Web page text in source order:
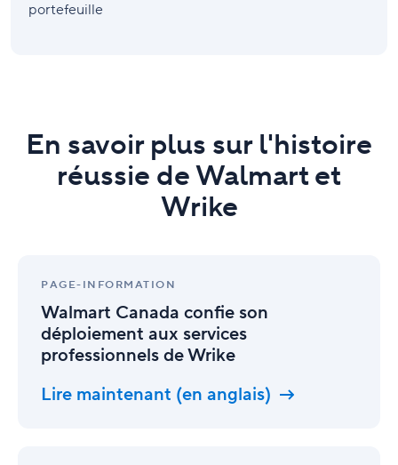
portefeuille
En savoir plus sur l'histoire
réussie de Walmart et
Wrike
PAGE-INFORMATION
Walmart Canada confie son
déploiement aux services
professionnels de Wrike
Lire maintenant (en anglais)
Canada
confie
déploiement
professionnels